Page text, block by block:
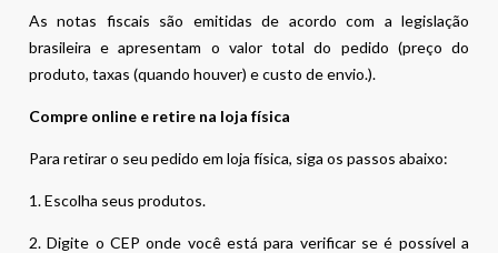
As notas fiscais são emitidas de acordo com a legislação
brasileira e apresentam o valor total do pedido (preço do
produto, taxas (quando houver) e custo de envio.).
Compre online e retire na loja física
Para retirar o seu pedido em loja física, siga os passos abaixo:
1. Escolha seus produtos.
2. Digite o CEP onde você está para verificar se é possível a